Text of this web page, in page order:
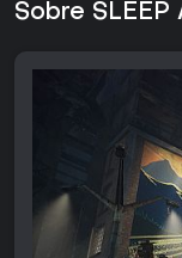
Sobre SLEEP